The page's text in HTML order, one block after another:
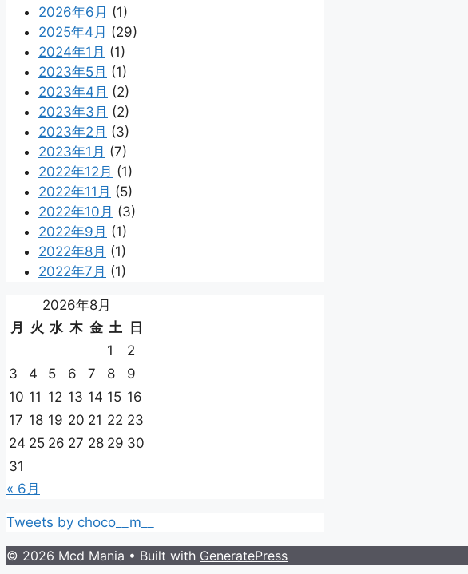
2026年6月 (1)
2025年4月 (29)
2024年1月 (1)
2023年5月 (1)
2023年4月 (2)
2023年3月 (2)
2023年2月 (3)
2023年1月 (7)
2022年12月 (1)
2022年11月 (5)
2022年10月 (3)
2022年9月 (1)
2022年8月 (1)
2022年7月 (1)
2026年8月
月 火 水 木 金 土 日
1
2
3
4 5 6 7 8
9
10 11 12 13 14 15 16
17 18 19 20 21 22 23
24 25 26 27 28 29 30
31
« 6月
Tweets by choco__m__
© 2026 Mcd Mania • Built with GeneratePress